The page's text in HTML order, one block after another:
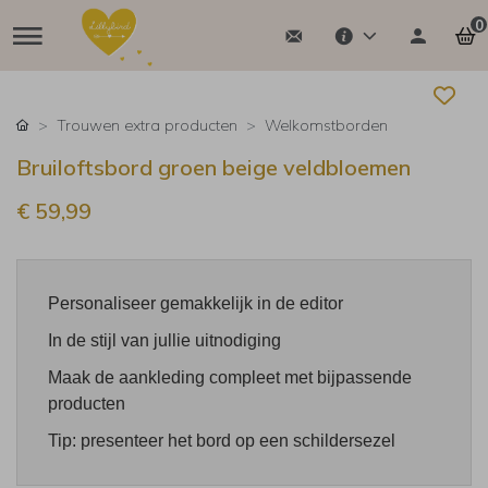
0
Trouwen extra producten Welkomstborden
Bruiloftsbord groen beige veldbloemen
€ 59,99
Personaliseer gemakkelijk in de editor
In de stijl van jullie uitnodiging
Maak de aankleding compleet met bijpassende
producten
Tip: presenteer het bord op een schildersezel